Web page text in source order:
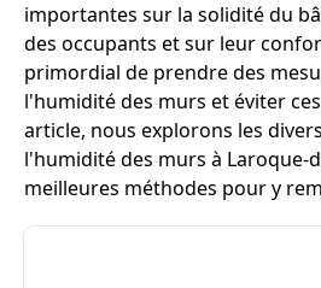
importantes sur la solidité du
des occupants et sur leur
primordial de prendre des
l'humidité des murs et éviter
article, nous explorons les
l'humidité des murs à Laroque-
meilleures méthodes pour y